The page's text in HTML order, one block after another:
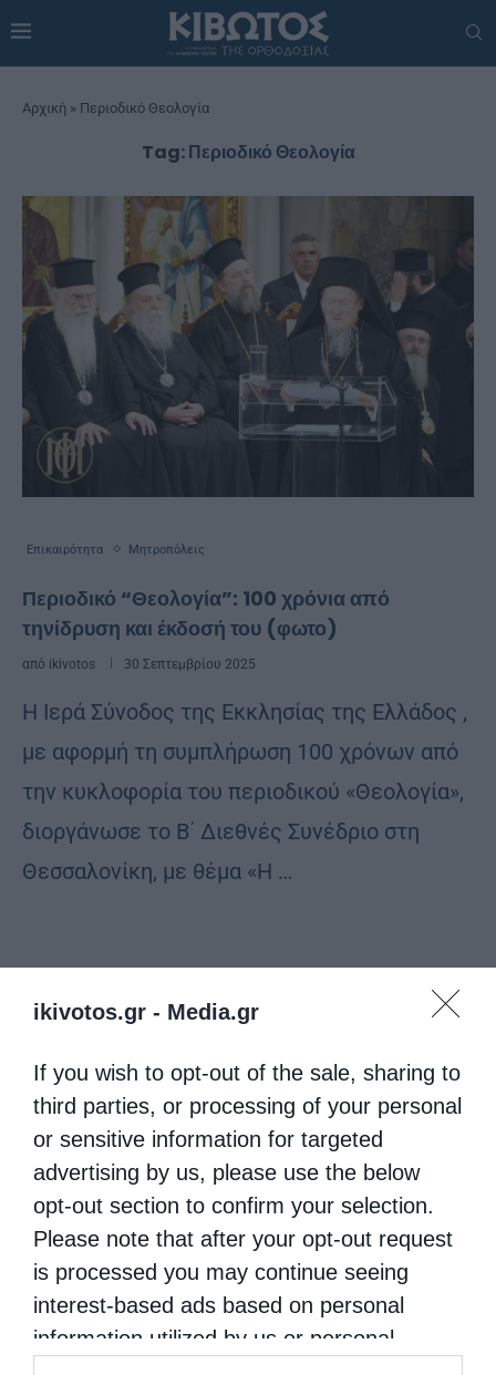
ikivotos.gr - Media.gr
If you wish to opt-out of the sale, sharing to
third parties, or processing of your personal
or sensitive information for targeted
advertising by us, please use the below
opt-out section to confirm your selection.
Please note that after your opt-out request
is processed you may continue seeing
interest-based ads based on personal
information utilized by us or personal
Αρχική » Περιοδικό Θεολογία
Tag:Περιοδικό Θεολογία
Επικαιρότητα Μητροπόλεις
Περιοδικό “Θεολογία”: 100 χρόνια από
τηνίδρυση και έκδοσή του (φωτο)
από ikivotos 30 Σεπτεμβρίου 2025
Η Ιερά Σύνοδος της Εκκλησίας της Ελλάδος ,
με αφορμή τη συμπλήρωση 100 χρόνων από
την κυκλοφορία του περιοδικού «Θεολογία»,
διοργάνωσε το Β΄ Διεθνές Συνέδριο στη
Θεσσαλονίκη, με θέμα «Η …